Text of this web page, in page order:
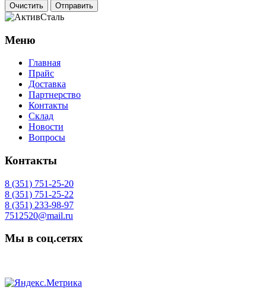
Очистить Отправить
Меню
Главная
Прайс
Доставка
Партнерство
Контакты
Склад
Новости
Вопросы
Контакты
8 (351) 751-25-20
8 (351) 751-25-22
8 (351) 233-98-97
7512520@mail.ru
Мы в соц.сетях